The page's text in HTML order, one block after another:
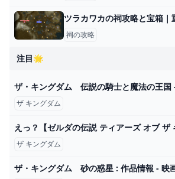
ツラカワカの祠攻略と宝箱｜
祠の攻略
注目🌟
ザ キングダム
ザ キングダム
ザ・キングダム 砂の惑星 : 作品情報 - 映